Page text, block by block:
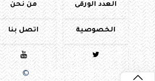
العدد الورقى من نحن
الخصوصية اتصل بنا


جميع الحقوق محفوظة©2016 - 2026 - اسكان نيوز